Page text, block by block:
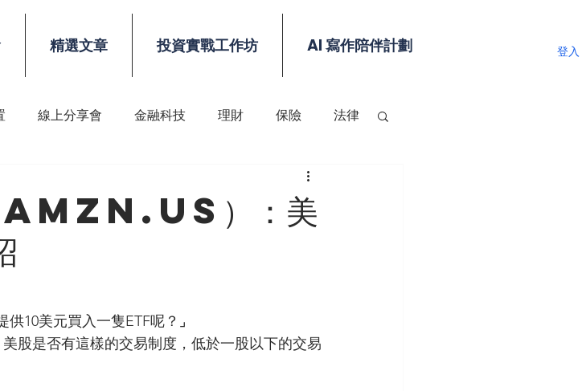
精選文章 投資實戰工作坊 AI 寫作陪伴計劃 登入
線上分享會 金融科技 理財 保險 法律
AMZN.us）：美
10美元買入一隻ETF呢？⌟
股是否有這樣的交易制度，低於一股以下的交易